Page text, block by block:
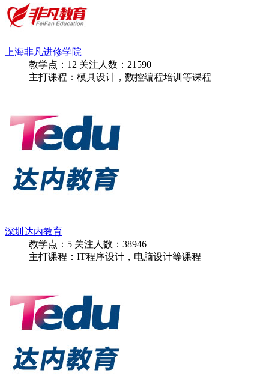
上海非凡进修学院
教学点： 12 关注人数： 21590
主打课程：模具设计，数控编程培训等课程
深圳达内教育
教学点： 5 关注人数： 38946
主打课程：IT程序设计，电脑设计等课程